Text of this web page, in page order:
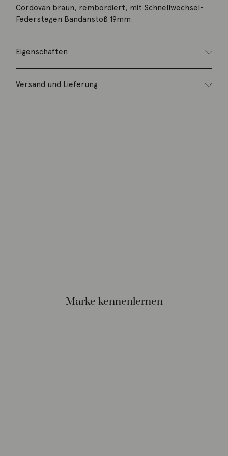
Cordovan braun, rembordiert, mit Schnellwechsel-
Federstegen Bandanstoß 19mm
Eigenschaften
Versand und Lieferung
Marke kennenlernen